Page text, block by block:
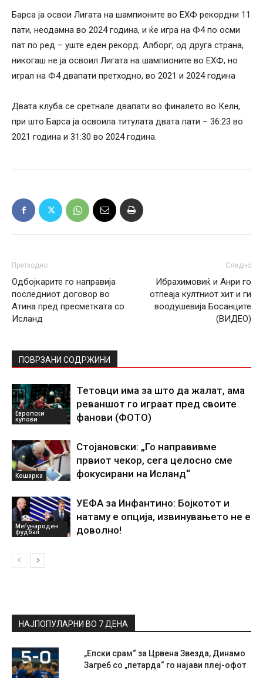
Барса ја освои Лигата на шампионите во ЕХФ рекордни 11
пати, неодамна во 2024 година, и ќе игра на Ф4 по осми
пат по ред – уште еден рекорд. Алборг, од друга страна,
никогаш не ја освоил Лигата на шампионите во ЕХФ, но
играл на Ф4 двапати претходно, во 2021 и 2024 година
Двата клуба се сретнале двапати во финалето во Келн,
при што Барса ја освоила титулата двата пати – 36:23 во
2021 година и 31:30 во 2024 година.
Претходно
Одбојкарите го направија
последниот договор во
Атина пред пресметката со
Исланд
Следно
Ибрахимовиќ и Анри го
отпеаја култниот хит и ги
воодушевија Босанците
(ВИДЕО)
ПОВРЗАНИ СОДРЖИНИ
Европски
купови
Тетовци има за што да жалат, ама
реваншот го играат пред своите
фанови (ФОТО)
Кошарка
Стојановски: „Го направивме
првиот чекор, сега целосно сме
фокусирани на Исланд“
Меѓународен
фудбал
УЕФА за Инфантино: Бојкотот и
натаму е опција, извинувањето не е
доволно!
НАЈПОПУЛАРНИ ВО 7 ДЕНА
„Епски срам“ за Црвена Звезда, Динамо
Загреб со „петарда“ го најави плеј-офот